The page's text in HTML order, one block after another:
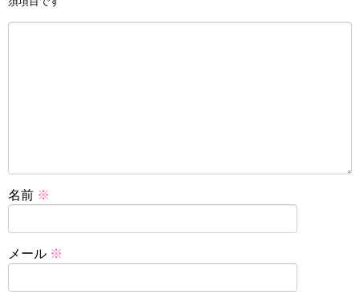
名前 ※
メール ※